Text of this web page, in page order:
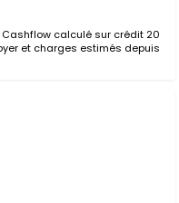
Cashflow calculé sur crédit 20
et charges estimés depuis